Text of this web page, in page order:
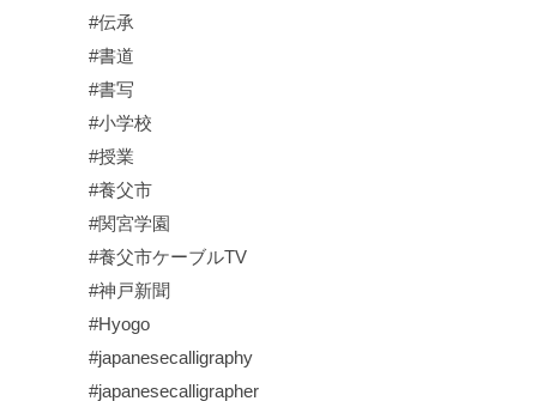
#伝承
#書道
#書写
#小学校
#授業
#養父市
#関宮学園
#養父市ケーブルTV
#神戸新聞
#Hyogo
#japanesecalligraphy
#japanesecalligrapher